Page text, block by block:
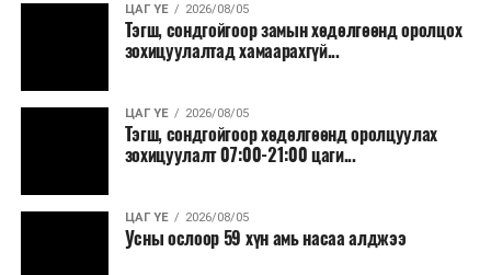
ЦАГ ҮЕ 2026/08/05
Тэгш, сондгойгоор замын хөдөлгөөнд оролцох
зохицуулалтад хамаарахгүй...
ЦАГ ҮЕ 2026/08/05
Тэгш, сондгойгоор хөдөлгөөнд оролцуулах
зохицуулалт 07:00-21:00 цаги...
ЦАГ ҮЕ 2026/08/05
Усны ослоор 59 хүн амь насаа алджээ